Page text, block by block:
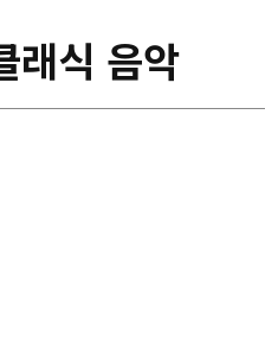
래식 음악